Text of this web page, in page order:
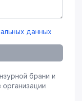
данных
брани и